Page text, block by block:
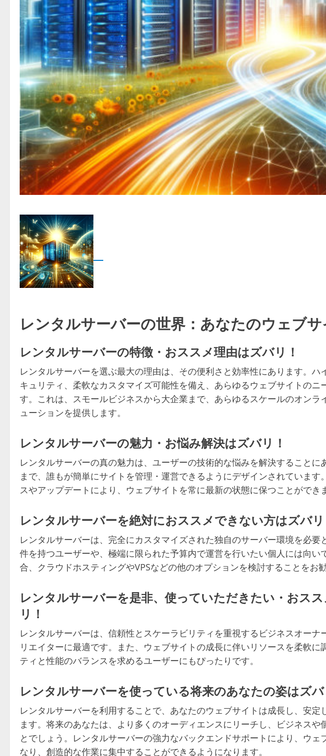
レンタルサーバーの世界：あなたのウェブ
レンタルサーバーの特徴・おススメ理由はズバリ！
レンタルサーバーを選ぶ最大の理由は、その便利さと効率性にあります。ハ
キュリティ、柔軟なカスタマイズ可能性を備え、あらゆるウェブサイトのニ
す。これは、スモールビジネスから大企業まで、あらゆるスケールのオンラ
ューションを提供します。
レンタルサーバーの魅力・お悩み解決はズバリ！
レンタルサーバーの真の魅力は、ユーザーの技術的な悩みを解決することに
まで、誰もが簡単にサイトを管理・運営できるようにデザインされています
スやアップデートにより、ウェブサイトを常に最新の状態に保つことができ
レンタルサーバーを絶対におススメできない方はズバリ
レンタルサーバーは、完全にカスタマイズされた独自のサーバー環境を必要
件を持つユーザーや、極端に限られた予算内で運営を行いたい個人には向い
合、クラウドホスティングやVPSなどの他のオプションを検討することをお勧
レンタルサーバーを是非、使っていただきたい・おス
リ！
レンタルサーバーは、信頼性とスケーラビリティを重視するビジネスオーナ
リエイターに最適です。また、ウェブサイトの成長に伴いリソースを柔軟に
ティと性能のバランスを求めるユーザーにもぴったりです。
レンタルサーバーを使っている将来のあなたの姿はズバ
レンタルサーバーを利用することで、あなたのウェブサイトは成長し、安定
ます。将来のあなたは、より多くのオーディエンスにリーチし、ビジネスや
とでしょう。レンタルサーバーの強力なバックエンドサポートにより、ウェ
なり、創造的な作業に集中することができるようになります。